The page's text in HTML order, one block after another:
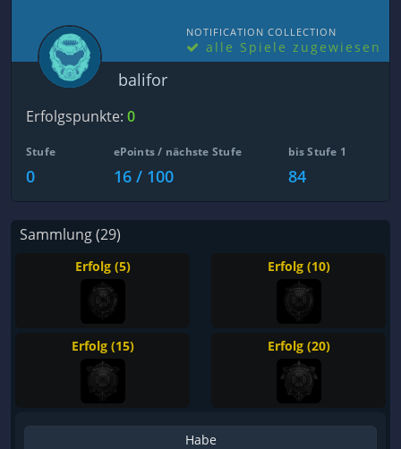
NOTIFICATION COLLECTION
alle Spiele zugewiesen
balifor
Erfolgspunkte: 0
Stufe
0
ePoints / nächste Stufe
16 / 100
bis Stufe 1
84
Sammlung (29)
Erfolg (5) Erfolg (10)
Erfolg (15) Erfolg (20)
Habe